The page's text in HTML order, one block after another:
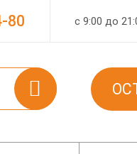
с 9:00 до
80